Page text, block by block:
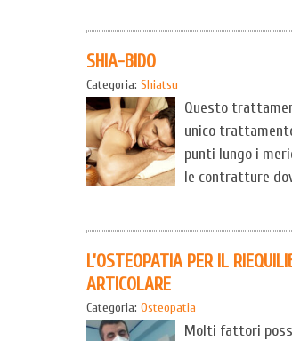
SHIA-BIDO
Categoria: Shiatsu
Questo
unico
punti lungo i
le contratture
L’OSTEOPATIA PER IL
ARTICOLARE
Categoria: Osteopatia
Molti fattori